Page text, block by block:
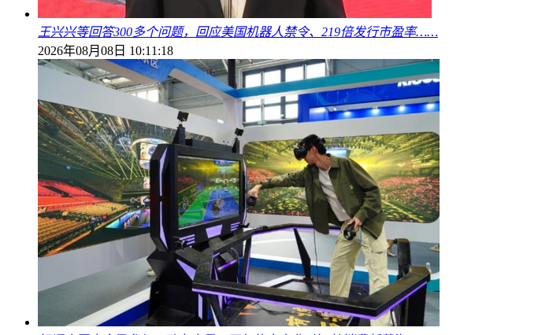
王兴兴等回答300多个问题，回应美国机器人禁令、219倍发行市盈率……
2026年08月08日 10:11:18